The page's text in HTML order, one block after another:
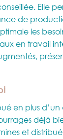
Elle
de
les
en travail
en plus
déjà
et